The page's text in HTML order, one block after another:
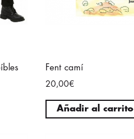
Fent camí
20,00€
Añadir al carrito